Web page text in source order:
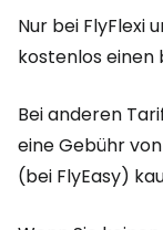
Nur bei FlyFlexi
kostenlos
Bei anderen
eine Gebühr
(bei FlyEasy)